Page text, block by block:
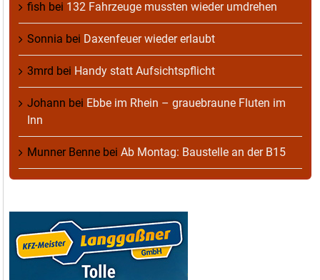
fish bei 132 Fahrzeuge mussten wieder umdrehen
Sonnia bei Daxenfeuer wieder erlaubt
3mrd bei Handy statt Aufsichtspflicht
Johann bei Ebbe im Rhein – grauebraune Fluten im
Inn
Munner Benne bei Ab Montag: Baustelle an der B15